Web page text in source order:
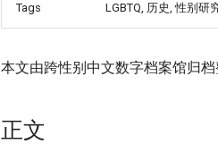
Tags LGBTQ, 历史, 性别研
本文由跨性别中文数字档案馆归
正文